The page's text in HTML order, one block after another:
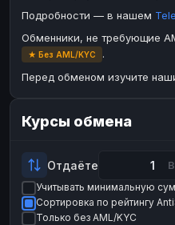
Paxum USD
Perfect Money
Payoneer USD
ЮMoney RUB
БАЛАНСЫ
Binance
Подробности — в нашем
Обменники, не требующие
★ Без AML/KYC
.
Перед обменом изучите
Курсы обмена
Отдаёте
Учитывать минимальную
Сортировка по рейтингу
Только без AML/KYC